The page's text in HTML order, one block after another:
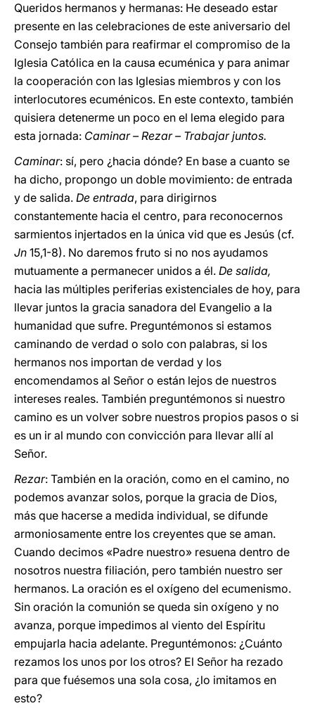
Queridos hermanos y hermanas: He deseado estar
presente en las celebraciones de este aniversario del
Consejo también para reafirmar el compromiso de la
Iglesia Católica en la causa ecuménica y para animar
la cooperación con las Iglesias miembros y con los
interlocutores ecuménicos. En este contexto, también
quisiera detenerme un poco en el lema elegido para
esta jornada: Caminar – Rezar – Trabajar juntos.
Caminar: sí, pero ¿hacia dónde? En base a cuanto se
ha dicho, propongo un doble movimiento: de entrada
y de salida. De entrada, para dirigirnos
constantemente hacia el centro, para reconocernos
sarmientos injertados en la única vid que es Jesús (cf.
Jn 15,1-8). No daremos fruto si no nos ayudamos
mutuamente a permanecer unidos a él. De salida,
hacia las múltiples periferias existenciales de hoy, para
llevar juntos la gracia sanadora del Evangelio a la
humanidad que sufre. Preguntémonos si estamos
caminando de verdad o solo con palabras, si los
hermanos nos importan de verdad y los
encomendamos al Señor o están lejos de nuestros
intereses reales. También preguntémonos si nuestro
camino es un volver sobre nuestros propios pasos o si
es un ir al mundo con convicción para llevar allí al
Señor.
Rezar: También en la oración, como en el camino, no
podemos avanzar solos, porque la gracia de Dios,
más que hacerse a medida individual, se difunde
armoniosamente entre los creyentes que se aman.
Cuando decimos «Padre nuestro» resuena dentro de
nosotros nuestra filiación, pero también nuestro ser
hermanos. La oración es el oxígeno del ecumenismo.
Sin oración la comunión se queda sin oxígeno y no
avanza, porque impedimos al viento del Espíritu
empujarla hacia adelante. Preguntémonos: ¿Cuánto
rezamos los unos por los otros? El Señor ha rezado
para que fuésemos una sola cosa, ¿lo imitamos en
esto?